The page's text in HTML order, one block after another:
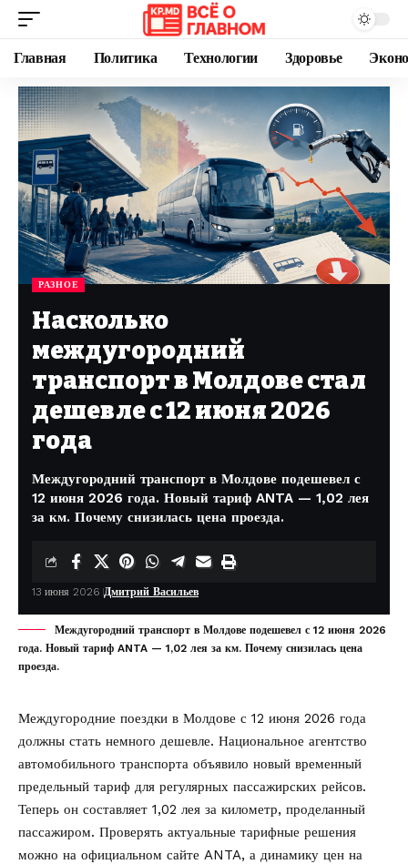
Главная Политика Технологии Здоровье
РАЗНОЕ
Насколько
междугородний
транспорт в Молдове стал
дешевле с 12 июня 2026
года
Междугородний транспорт в Молдове подешевел с
12 июня 2026 года. Новый тариф ANTA — 1,02 лея
за км. Почему снизилась цена проезда.
13 июня 2026 Дмитрий Васильев
Междугородний транспорт в Молдове подешевел с 12 июня 2026
года. Новый тариф ANTA — 1,02 лея за км. Почему снизилась цена
проезда.
Междугородние поездки в Молдове с 12 июня 2026 года
должны стать немного дешевле. Национальное агентство
автомобильного транспорта объявило новый временный
предельный тариф для регулярных пассажирских рейсов.
Теперь он составляет 1,02 лея за километр, проделанный
пассажиром. Проверять актуальные тарифные решения
можно на официальном сайте ANTA, а динамику цен на